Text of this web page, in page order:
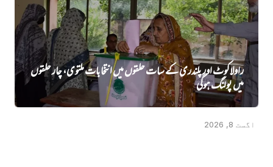
راولاکوٹ اور پلندری کے سات حلقوں میں انتخابات ملتوی، چار حلقوں
میں پولنگ ہوگی
اگست 8, 2026